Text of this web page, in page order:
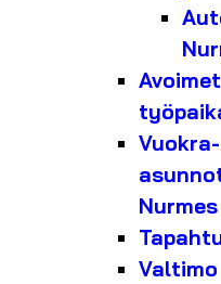
Avoimet
Vuokra-
Nurmes
Valtimo